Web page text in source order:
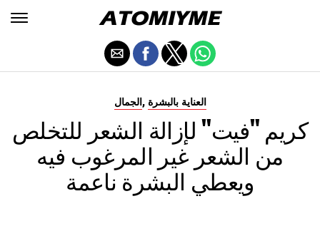
الجمال , العناية بالبشرة
كريم "فيت" لإزالة الشعر للتخلص
من الشعر غير المرغوب فيه
ويعطي البشرة ناعمة